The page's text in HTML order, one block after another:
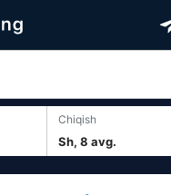
Chiqish
Sh, 8 avg.